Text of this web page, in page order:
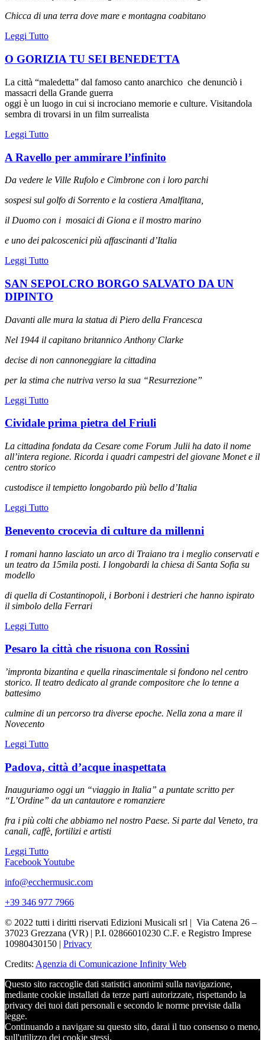
Chicca di una terra dove mare e montagna coabitano
Leggi Tutto
O GORIZIA TU SEI BENEDETTA
La città “maledetta” dal famoso canto anarchico che denunciò i
massacri della Grande guerra
oggi è un luogo in cui si incrociano memorie e culture. Visitandola
sembra di trovarsi in un film surrealista
Leggi Tutto
A Ravello per ammirare l’infinito
Da vedere le Ville Rufolo e Cimbrone con i loro parchi
sospesi sul golfo di Sorrento e la costiera Amalfitana,
il Duomo con i mosaici di Giona e il mostro marino
e uno dei palcoscenici più affascinanti d’Italia
Leggi Tutto
SAN SEPOLCRO BORGO SALVATO DA UN
DIPINTO
Davanti alle mura la statua di Piero della Francesca
Nel 1944 il capitano britannico Anthony Clarke
decise di non cannoneggiare la cittadina
per la stima che nutriva verso la sua “Resurrezione”
Leggi Tutto
Cividale prima pietra del Friuli
La cittadina fondata da Cesare come Forum Julii ha dato il nome
all’intera regione. Ricorda i quadri campestri del giovane Monet e il
centro storico
custodisce il tempietto longobardo più bello d’Italia
Leggi Tutto
Benevento crocevia di culture da millenni
I romani hanno lasciato un arco di Traiano tra i meglio conservati e
un teatro da 15mila posti. I longobardi la chiesa di Santa Sofia su
modello
di quella di Costantinopoli, i Borboni i destrieri che hanno ispirato
il simbolo della Ferrari
Leggi Tutto
Pesaro la città che risuona con Rossini
’impronta bizantina e quella rinascimentale si fondono nel centro
storico. Il teatro dedicato al grande compositore che lo tenne a
battesimo
culmine di un percorso tra diverse epoche. Nella zona a mare il
Novecento
Leggi Tutto
Padova, città d’acque inaspettata
Inauguriamo oggi un “viaggio in Italia” a puntate scritto per
“L’Ordine” da un cantautore e romanziere
fra i più colti che abbiamo nel nostro Paese. Si parte dal Veneto, tra
canali, caffè, fortilizi e artisti
Leggi Tutto
FacebookYoutube
info@ecchermusic.com
+39 346 977 7966
© 2022 tutti i diritti riservati Edizioni Musicali srl | Via Catena 26 –
37023 Grezzana (VR) | P.I. 02866010230 C.F. e Registro Imprese
10980430150 | Privacy
Credits: Agenzia di Comunicazione Infinity Web
Questo sito raccoglie dati statistici anonimi sulla navigazione,
mediante cookie installati da terze parti autorizzate, rispettando la
privacy dei tuoi dati personali e secondo le norme previste dalla
legge.
Continuando a navigare su questo sito, darai il tuo consenso o meno,
sull'utilizzo dei cookie stessi.